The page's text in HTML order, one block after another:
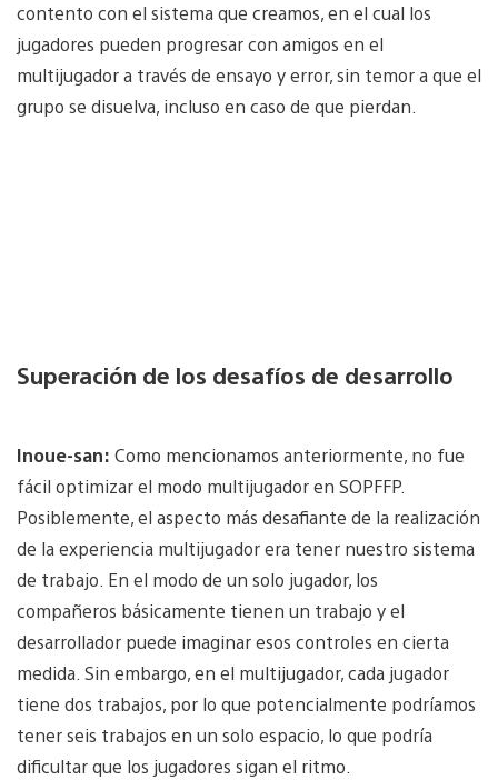
contento con el sistema que creamos, en el cual los
jugadores pueden progresar con amigos en el
multijugador a través de ensayo y error, sin temor a que el
grupo se disuelva, incluso en caso de que pierdan.
Superación de los desafíos de desarrollo
Inoue-san: Como mencionamos anteriormente, no fue
fácil optimizar el modo multijugador en SOPFFP.
Posiblemente, el aspecto más desafiante de la realización
de la experiencia multijugador era tener nuestro sistema
de trabajo. En el modo de un solo jugador, los
compañeros básicamente tienen un trabajo y el
desarrollador puede imaginar esos controles en cierta
medida. Sin embargo, en el multijugador, cada jugador
tiene dos trabajos, por lo que potencialmente podríamos
tener seis trabajos en un solo espacio, lo que podría
dificultar que los jugadores sigan el ritmo.